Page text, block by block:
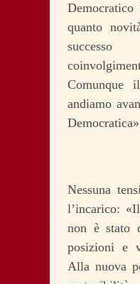
quanto
Comunque
andiamo
Nessuna
l’incarico:
non è stato
posizioni e
Alla nuova